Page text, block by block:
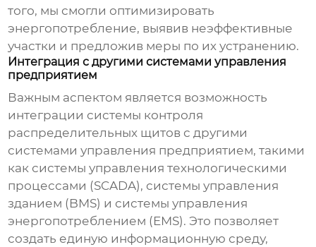
того, мы смогли оптимизировать
энергопотребление, выявив неэффективные
участки и предложив меры по их устранению.
Интеграция с другими системами управления
предприятием
Важным аспектом является возможность
интеграции системы контроля
распределительных щитов с другими
системами управления предприятием, такими
как системы управления технологическими
процессами (SCADA), системы управления
зданием (BMS) и системы управления
энергопотреблением (EMS). Это позволяет
создать единую информационную среду,